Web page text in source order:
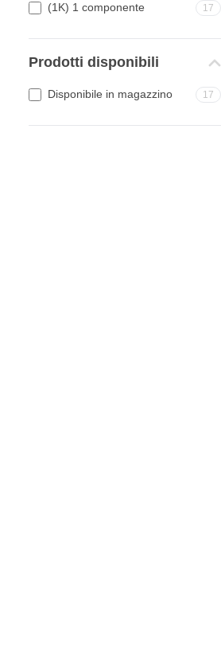
(1K) 1 componente 17
Prodotti disponibili
Disponibile in magazzino 17